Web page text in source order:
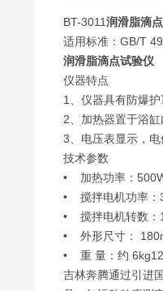
BT-3011润滑脂滴
适用标准：GB/T
润滑脂滴点试验仪
仪器特点
1、仪器具有防爆
2、加热器置于浴
3、电压表显示，
技术参数
• 加热功率：
• 搅拌电机功率：
• 搅拌电机转数：
• 外形尺寸：
• 重 量：约
吉林奔腾通过引进